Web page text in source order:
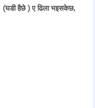
(घडी हैछे ) ए ढिला भइसकेछ,